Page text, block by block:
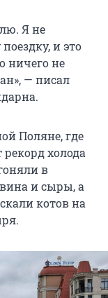
Я не
и это
ничего не
— писал
Поляне, где
холода
в
и сыры, а
котов на